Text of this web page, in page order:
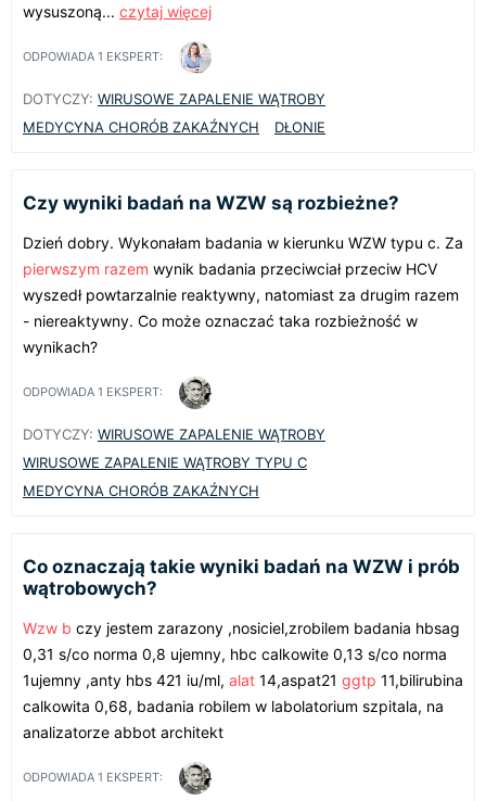
wysuszoną... czytaj więcej
ODPOWIADA 1 EKSPERT:
DOTYCZY: WIRUSOWE ZAPALENIE WĄTROBY
MEDYCYNA CHORÓB ZAKAŹNYCH
DŁONIE
Czy wyniki badań na WZW są rozbieżne?
Dzień dobry. Wykonałam badania w kierunku WZW typu c. Za
pierwszym razem wynik badania przeciwciał przeciw HCV
wyszedł powtarzalnie reaktywny, natomiast za drugim razem
- niereaktywny. Co może oznaczać taka rozbieżność w
wynikach?
ODPOWIADA 1 EKSPERT:
DOTYCZY: WIRUSOWE ZAPALENIE WĄTROBY
WIRUSOWE ZAPALENIE WĄTROBY TYPU C
MEDYCYNA CHORÓB ZAKAŹNYCH
Co oznaczają takie wyniki badań na WZW i prób
wątrobowych?
Wzw b czy jestem zarazony ,nosiciel,zrobilem badania hbsag
0,31 s/co norma 0,8 ujemny, hbc calkowite 0,13 s/co norma
1ujemny ,anty hbs 421 iu/ml, alat 14,aspat21 ggtp 11,bilirubina
calkowita 0,68, badania robilem w labolatorium szpitala, na
analizatorze abbot architekt
ODPOWIADA 1 EKSPERT: